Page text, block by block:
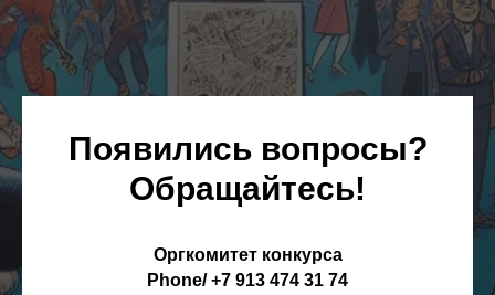
Появились вопросы?
Обращайтесь!
Оргкомитет конкурса
Phone/ +7 913 474 31 74